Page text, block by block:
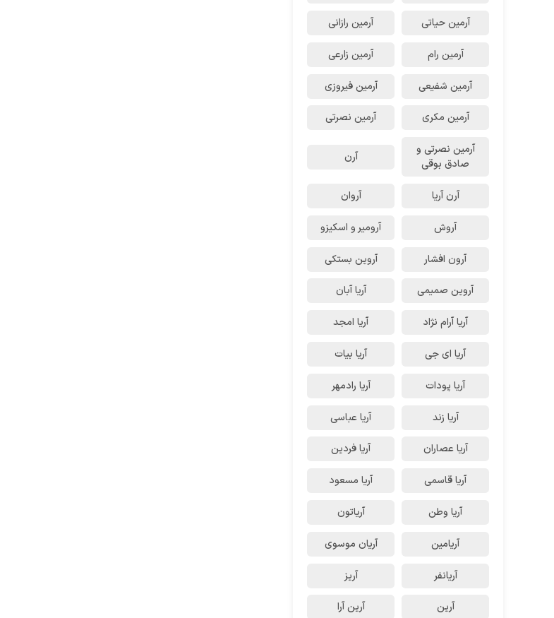
آرمین حیاتی آرمین رازانی
آرمین رام آرمین زارعی
آرمین شفیعی آرمین فیروزی
آرمین مکری آرمین نصرتی
آرمین نصرتی و
صادق بوقی
آرن
آرن آریا آروان
آروش آرومیر و اسکیزو
آرون افشار آروین بستکی
آروین صمیمی آریا آبان
آریا آرام نژاد آریا امجد
آریا ای جی آریا بیات
آریا پودات آریا رادمهر
آریا زند آریا عباسی
آریا عصاران آریا فردین
آریا قاسمی آریا مسعود
آریا وطن آریاتون
آریامین آریان موسوی
آریانفر آریز
آرین آرین آرا